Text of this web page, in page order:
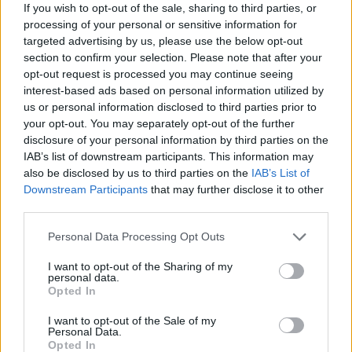
If you wish to opt-out of the sale, sharing to third parties, or
processing of your personal or sensitive information for
targeted advertising by us, please use the below opt-out
section to confirm your selection. Please note that after your
opt-out request is processed you may continue seeing
interest-based ads based on personal information utilized by
us or personal information disclosed to third parties prior to
your opt-out. You may separately opt-out of the further
disclosure of your personal information by third parties on the
IAB’s list of downstream participants. This information may
also be disclosed by us to third parties on the IAB’s List of
Downstream Participants that may further disclose it to other
Personal Data Processing Opt Outs
I want to opt-out of the Sharing of my
personal data.
Opted In
I want to opt-out of the Sale of my
Personal Data.
Opted In
Publicidad